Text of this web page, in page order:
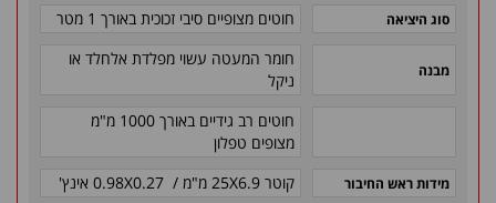
סוג היציאה חוטים מצופיים סיבי זכוכית באורך 1 מטר
מבנה
חומר המעטה עשוי מפלדת אלחלד או
ניקל
חוטים רב גידיים באורך 1000 מ"מ
מצופים טפלון
מידות ראש החיבור קוטר 25X6.9 מ"מ / 0.98X0.27 אינץ'